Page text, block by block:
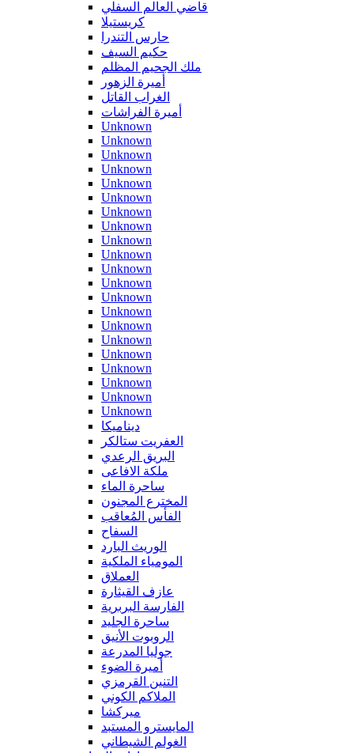
قاضي العالم السفلي
كريستيلا
حارس التندرا
حكيم السيف
ملك الجحيم المظلم
أميرة الزهور
الغراب القاتل
أميرة الفراشات
Unknown
Unknown
Unknown
Unknown
Unknown
Unknown
Unknown
Unknown
Unknown
Unknown
Unknown
Unknown
Unknown
Unknown
Unknown
Unknown
Unknown
Unknown
Unknown
Unknown
Unknown
ديناميكا
العفريت ستالكر
البريق الرعدي
ملكة الافاعى
ساحرة الماء
المخترع المجنون
الفأس المُعاقب
السفاح
الوريث البارد
المومياء الملكية
العملاق
عازف القيثارة
الفارسة البربرية
ساحرة الجليد
الروبوت الأنيق
جوليا المدرعة
أميرة الضوء
التنين القرمزي
الملاكم الكوني
ميركشا
المايسترو المستبد
الغولم الشيطاني